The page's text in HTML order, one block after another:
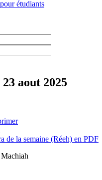
étudiants
aout 2025
de la semaine (Réeh) en PDF